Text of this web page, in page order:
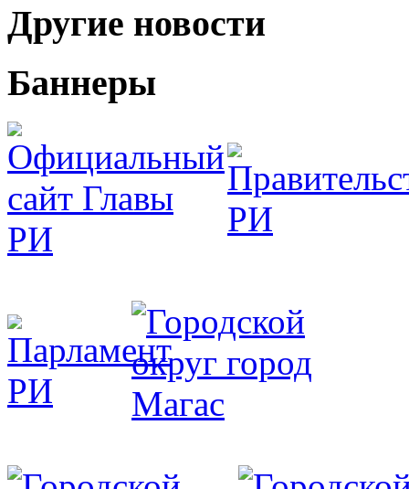
Другие новости
Баннеры